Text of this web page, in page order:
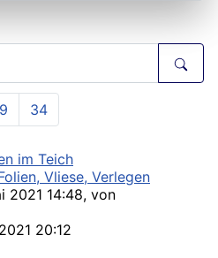
9 34
im Teich
Vliese, Verlegen
2021 14:48, von
20:12